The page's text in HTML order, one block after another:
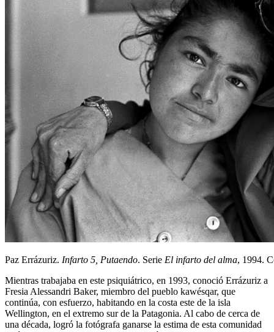
Paz Errázuriz. Infarto 5, Putaendo. Serie El infarto del alma, 1994.
Mientras trabajaba en este psiquiátrico, en 1993, conoció Errázuriz a
Fresia Alessandri Baker, miembro del pueblo kawésqar, que
continúa, con esfuerzo, habitando en la costa este de la isla
Wellington, en el extremo sur de la Patagonia. Al cabo de cerca de
una década, logró la fotógrafa ganarse la estima de esta comunidad